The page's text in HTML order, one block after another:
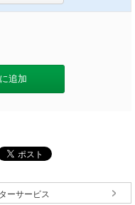
追加
ーサービス